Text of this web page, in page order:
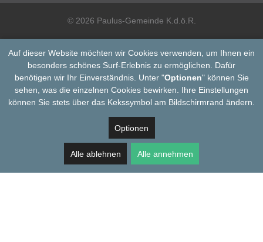
© 2026 Paulus-Gemeinde K.d.ö.R.
Auf dieser Website möchten wir Cookies verwenden, um Ihnen ein
besonders schönes Surf-Erlebnis zu ermöglichen. Dafür
benötigen wir Ihr Einverständnis. Unter "Optionen" können Sie
sehen, was die einzelnen Cookies bewirken. Ihre Einstellungen
können Sie stets über das Kekssymbol am Bildschirmrand ändern.
Optionen
Alle ablehnen Alle annehmen